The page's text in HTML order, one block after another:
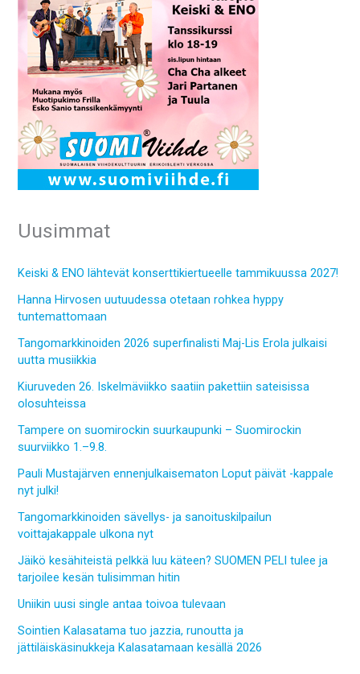
Uusimmat
Keiski & ENO lähtevät konserttikiertueelle tammikuussa 2027!
Hanna Hirvosen uutuudessa otetaan rohkea hyppy
tuntemattomaan
Tangomarkkinoiden 2026 superfinalisti Maj-Lis Erola julkaisi
uutta musiikkia
Kiuruveden 26. Iskelmäviikko saatiin pakettiin sateisissa
olosuhteissa
Tampere on suomirockin suurkaupunki – Suomirockin
suurviikko 1.–9.8.
Pauli Mustajärven ennenjulkaisematon Loput päivät -kappale
nyt julki!
Tangomarkkinoiden sävellys- ja sanoituskilpailun
voittajakappale ulkona nyt
Jäikö kesähiteistä pelkkä luu käteen? SUOMEN PELI tulee ja
tarjoilee kesän tulisimman hitin
Uniikin uusi single antaa toivoa tulevaan
Sointien Kalasatama tuo jazzia, runoutta ja
jättiläiskäsinukkeja Kalasatamaan kesällä 2026